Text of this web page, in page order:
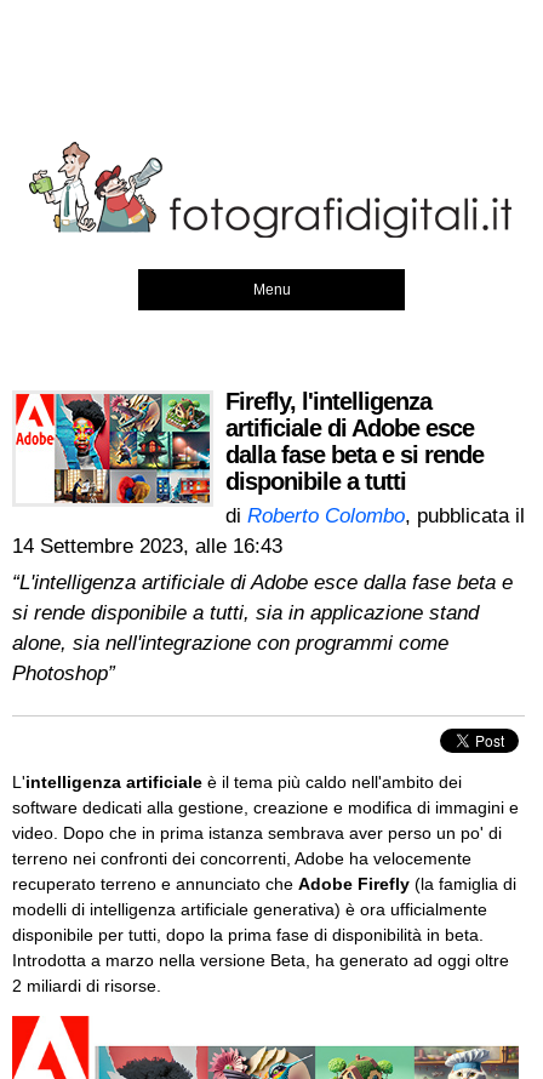
Menu
Firefly, l'intelligenza
artificiale di Adobe esce
dalla fase beta e si rende
disponibile a tutti
di Roberto Colombo, pubblicata il
14 Settembre 2023, alle 16:43
“L'intelligenza artificiale di Adobe esce dalla fase beta e
si rende disponibile a tutti, sia in applicazione stand
alone, sia nell'integrazione con programmi come
Photoshop”
L'intelligenza artificiale è il tema più caldo nell'ambito dei
software dedicati alla gestione, creazione e modifica di immagini e
video. Dopo che in prima istanza sembrava aver perso un po' di
terreno nei confronti dei concorrenti, Adobe ha velocemente
recuperato terreno e annunciato che Adobe Firefly (la famiglia di
modelli di intelligenza artificiale generativa) è ora ufficialmente
disponibile per tutti, dopo la prima fase di disponibilità in beta.
Introdotta a marzo nella versione Beta, ha generato ad oggi oltre
2 miliardi di risorse.